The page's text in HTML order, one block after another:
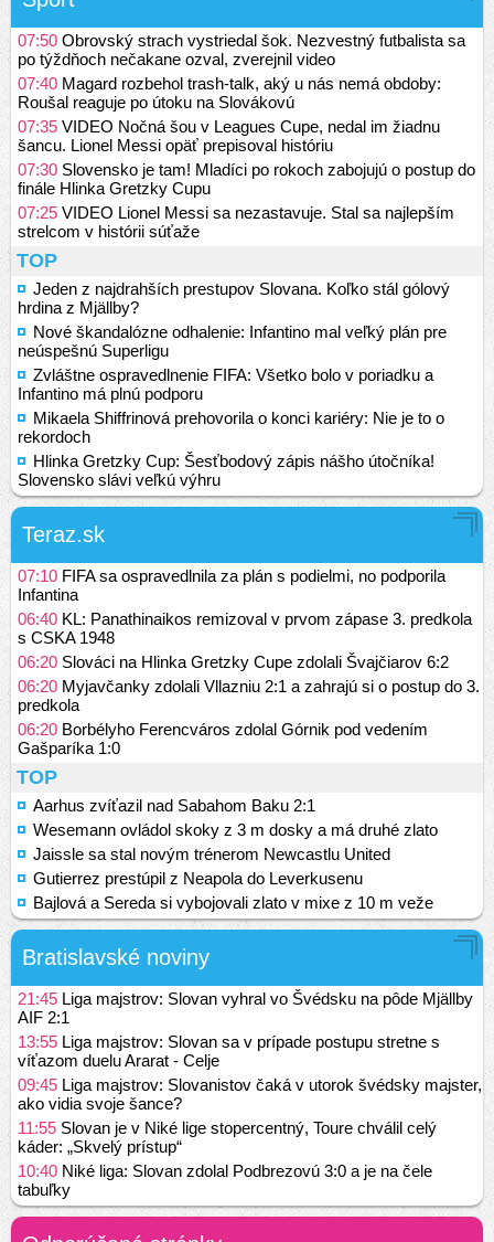
07:50 Obrovský strach vystriedal šok. Nezvestný futbalista sa
po týždňoch nečakane ozval, zverejnil video
07:40 Magard rozbehol trash-talk, aký u nás nemá obdoby:
Roušal reaguje po útoku na Slovákovú
07:35 VIDEO Nočná šou v Leagues Cupe, nedal im žiadnu
šancu. Lionel Messi opäť prepisoval históriu
07:30 Slovensko je tam! Mladíci po rokoch zabojujú o postup do
finále Hlinka Gretzky Cupu
07:25 VIDEO Lionel Messi sa nezastavuje. Stal sa najlepším
strelcom v histórii súťaže
TOP
Jeden z najdrahších prestupov Slovana. Koľko stál gólový
hrdina z Mjällby?
Nové škandalózne odhalenie: Infantino mal veľký plán pre
neúspešnú Superligu
Zvláštne ospravedlnenie FIFA: Všetko bolo v poriadku a
Infantino má plnú podporu
Mikaela Shiffrinová prehovorila o konci kariéry: Nie je to o
rekordoch
Hlinka Gretzky Cup: Šesťbodový zápis nášho útočníka!
Slovensko slávi veľkú výhru
Teraz.sk
07:10 FIFA sa ospravedlnila za plán s podielmi, no podporila
Infantina
06:40 KL: Panathinaikos remizoval v prvom zápase 3. predkola
s CSKA 1948
06:20 Slováci na Hlinka Gretzky Cupe zdolali Švajčiarov 6:2
06:20 Myjavčanky zdolali Vllazniu 2:1 a zahrajú si o postup do 3.
predkola
06:20 Borbélyho Ferencváros zdolal Górnik pod vedením
Gašparíka 1:0
TOP
Aarhus zvíťazil nad Sabahom Baku 2:1
Wesemann ovládol skoky z 3 m dosky a má druhé zlato
Jaissle sa stal novým trénerom Newcastlu United
Gutierrez prestúpil z Neapola do Leverkusenu
Bajlová a Sereda si vybojovali zlato v mixe z 10 m veže
Bratislavské noviny
21:45 Liga majstrov: Slovan vyhral vo Švédsku na pôde Mjällby
AIF 2:1
13:55 Liga majstrov: Slovan sa v prípade postupu stretne s
víťazom duelu Ararat - Celje
09:45 Liga majstrov: Slovanistov čaká v utorok švédsky majster,
ako vidia svoje šance?
11:55 Slovan je v Niké lige stopercentný, Toure chválil celý
káder: „Skvelý prístup“
10:40 Niké liga: Slovan zdolal Podbrezovú 3:0 a je na čele
tabuľky